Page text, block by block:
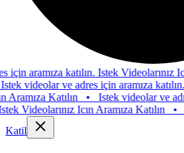
Istek videolar ve adres için aramıza
Aramıza Katılın•Istek videolar ve
Istek Videolarınız Icın Aramıza Katılın
için aramıza katılın. Istek Videolarınız Icın
Katil